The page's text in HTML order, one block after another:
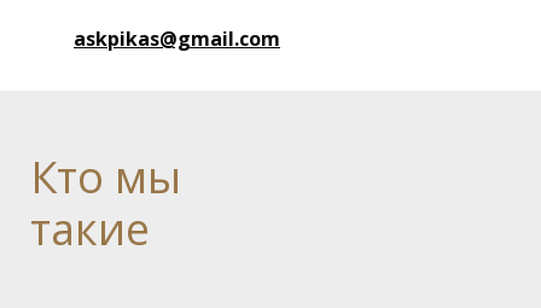
askpikas@gmail.com
Кто мы
такие